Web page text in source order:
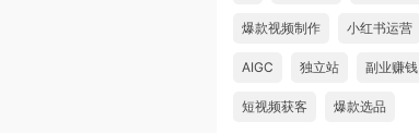
爆款视频制作 小红书运营
AIGC 独立站 副业赚钱
短视频获客 爆款选品